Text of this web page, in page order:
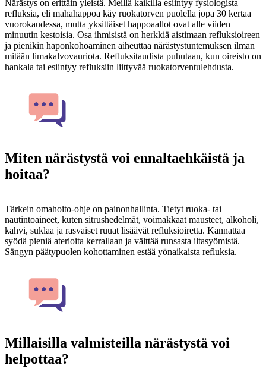
Närästys on erittäin yleistä. Meillä kaikilla esiintyy fysiologista
refluksia, eli mahahappoa käy ruokatorven puolella jopa 30 kertaa
vuorokaudessa, mutta yksittäiset happoaallot ovat alle viiden
minuutin kestoisia. Osa ihmisistä on herkkiä aistimaan refluksioireen
ja pienikin haponkohoaminen aiheuttaa närästystuntemuksen ilman
mitään limakalvovauriota. Refluksitaudista puhutaan, kun oireisto on
hankala tai esiintyy refluksiin liittyvää ruokatorventulehdusta.
Miten närästystä voi ennaltaehkäistä ja
hoitaa?
Tärkein omahoito-ohje on painonhallinta. Tietyt ruoka- tai
nautintoaineet, kuten sitrushedelmät, voimakkaat mausteet, alkoholi,
kahvi, suklaa ja rasvaiset ruuat lisäävät refluksioiretta. Kannattaa
syödä pieniä aterioita kerrallaan ja välttää runsasta iltasyömistä.
Sängyn päätypuolen kohottaminen estää yönaikaista refluksia.
Millaisilla valmisteilla närästystä voi
helpottaa?